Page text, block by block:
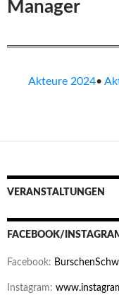
Manager
Akteure 2024•
VERANSTALTUNGEN
FACEBOOK/
Facebook:
Instagram: